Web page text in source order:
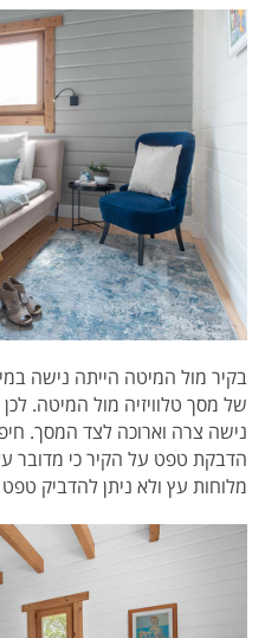
בקיר מול המיטה הייתה נישה
של מסך טלוויזיה מול המיטה. לכן
נישה צרה וארוכה לצד המסך.
הדבקת טפט על הקיר כי מדובר
מלוחות עץ ולא ניתן להדביק